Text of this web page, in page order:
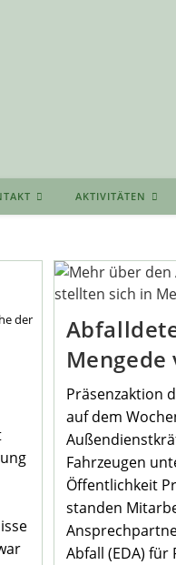
AKTIVITÄTEN
der
Mengede
Präsenzaktion
auf dem
Fahrzeugen
Öffentlichkeit
standen
Abfall (EDA)